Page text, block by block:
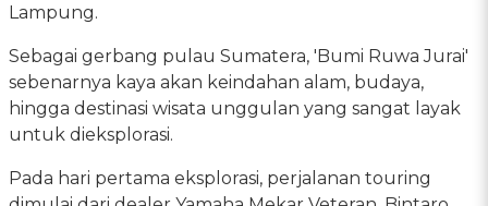
Lampung.
Sebagai gerbang pulau Sumatera, 'Bumi Ruwa Jurai'
sebenarnya kaya akan keindahan alam, budaya,
hingga destinasi wisata unggulan yang sangat layak
untuk dieksplorasi.
Pada hari pertama eksplorasi, perjalanan touring